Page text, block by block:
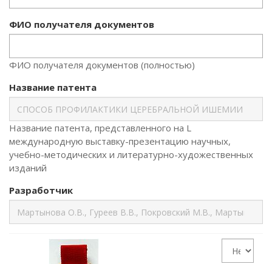
ФИО получателя документов
ФИО получателя документов (полностью)
Название патента
Название патента, представленного на L
международную выставку-презентацию научных,
учебно-методических и литературно-художественных
изданий
Разработчик